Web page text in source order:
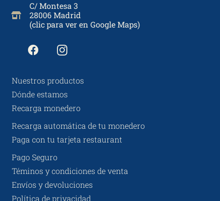
C/ Montesa 3
28006 Madrid
(clic para ver en Google Maps)
Nuestros productos
Dónde estamos
Recarga monedero
Recarga automática de tu monedero
Paga con tu tarjeta restaurant
Pago Seguro
Téminos y condiciones de venta
Envíos y devoluciones
Política de privacidad